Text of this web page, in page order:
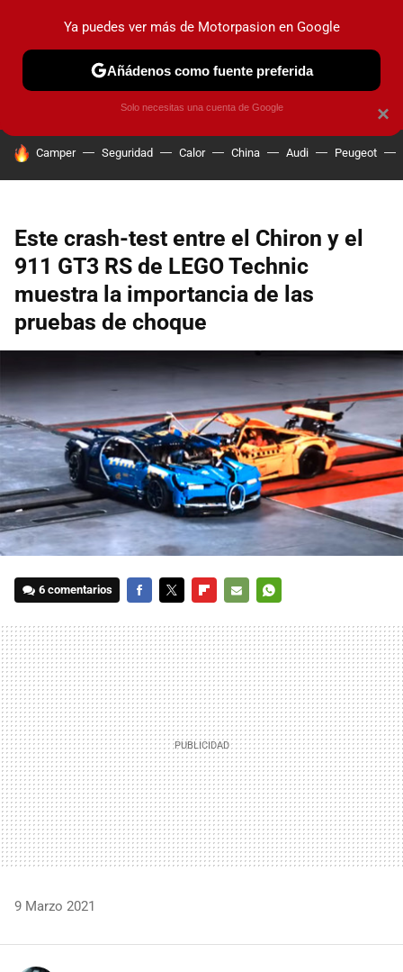
PRUEBAS COCHES ELÉCTRICOS OBSERVATORIO
HOY SE HABLA DE
Camper Seguridad Calor China Audi Peugeot
Este crash-test entre el Chiron y el
911 GT3 RS de LEGO Technic
muestra la importancia de las
pruebas de choque
6 comentarios
MAIL
9 Marzo 2021
×
Ya puedes ver más de Motorpasion en Google
Añádenos como fuente preferida
Solo necesitas una cuenta de Google